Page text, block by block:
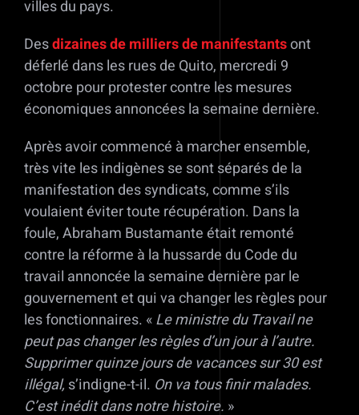
villes du pays.
Desdizaines de milliers de manifestantsont
déferlé dans les rues de Quito, mercredi 9
octobre pour protester contre les mesures
économiques annoncées la semaine dernière.
Après avoir commencé à marcher ensemble,
très vite les indigènes se sont séparés de la
manifestation des syndicats, comme s’ils
voulaient éviter toute récupération. Dans la
foule, Abraham Bustamante était remonté
contre la réforme à la hussarde du Code du
travail annoncée la semaine dernière par le
gouvernement et qui va changer les règles pour
les fonctionnaires. «Le ministre du Travail ne
peut pas changer les règles d’un jour à l’autre.
Supprimer quinze jours de vacances sur 30 est
illégal, s’indigne-t-il. On va tous finir malades.
C’est inédit dans notre histoire. »